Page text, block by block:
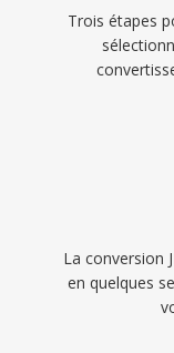
Trois étapes
La conversion
en quelques